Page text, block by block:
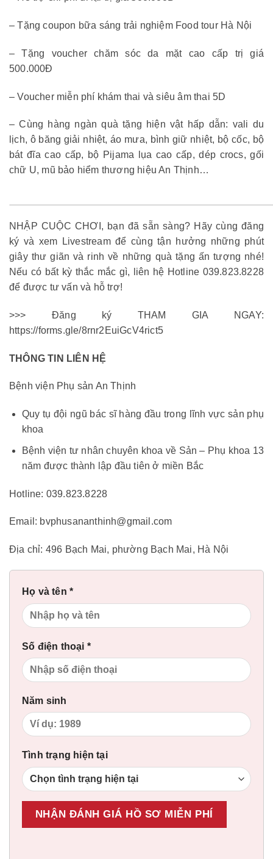
– Tặng coupon bữa sáng trải nghiệm Food tour Hà Nội
– Tặng voucher chăm sóc da mặt cao cấp trị giá
500.000Đ
– Voucher miễn phí khám thai và siêu âm thai 5D
– Cùng hàng ngàn quà tặng hiện vật hấp dẫn: vali du
lịch, ô băng giải nhiệt, áo mưa, bình giữ nhiệt, bộ cốc, bộ
bát đĩa cao cấp, bộ Pijama lụa cao cấp, dép crocs, gối
chữ U, mũ bảo hiểm thương hiệu An Thịnh…
NHẬP CUỘC CHƠI, bạn đã sẵn sàng? Hãy cùng đăng
ký và xem Livestream để cùng tận hưởng những phút
giây thư giãn và rinh về những quà tặng ấn tượng nhé!
Nếu có bất kỳ thắc mắc gì, liên hệ Hotline 039.823.8228
để được tư vấn và hỗ trợ!
>>> Đăng ký THAM GIA NGAY:
https://forms.gle/8rnr2EuiGcV4rict5
THÔNG TIN LIÊN HỆ
Bệnh viện Phụ sản An Thịnh
Quy tụ đội ngũ bác sĩ hàng đầu trong lĩnh vực sản phụ
khoa
Bệnh viện tư nhân chuyên khoa về Sản – Phụ khoa 13
năm được thành lập đầu tiên ở miền Bắc
Hotline: 039.823.8228
Email: bvphusananthinh@gmail.com
Địa chỉ: 496 Bạch Mai, phường Bạch Mai, Hà Nội
Họ và tên *
Số điện thoại *
Năm sinh
Tình trạng hiện tại